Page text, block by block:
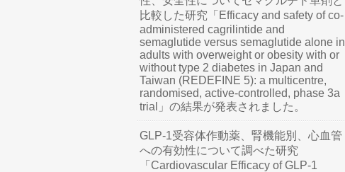
比較した研究「Efficacy and safety of co-
administered cagrilintide and
semaglutide versus semaglutide alone in
adults with overweight or obesity with or
without type 2 diabetes in Japan and
Taiwan (REDEFINE 5): a multicentre,
randomised, active-controlled, phase 3a
trial」の結果が発表されました。
GLP-1受容体作動薬、腎機能別、心血管
への有効性について調べた研究
「Cardiovascular Efficacy of GLP-1